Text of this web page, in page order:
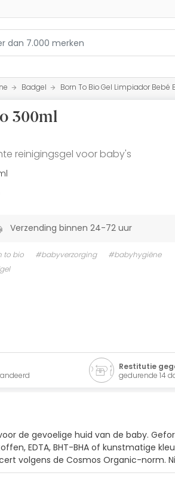
Badgel Born To Bio Gel Limpiador Bebé
300ml
reinigingsgel voor baby's
Verzending binnen 24-72 uur
to bio #babyverzorging
#babyhygiëne
Restitutie
gedurende 14
de gevoelige huid van de baby.
EDTA, BHT-BHA of kunstmatige
volgens de Cosmos Organic-norm.